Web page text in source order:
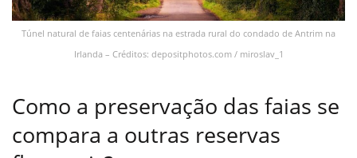
Túnel natural de faias centenárias na estrada rural do condado de Antrim na
Irlanda – Créditos: depositphotos.com / miroslav_1
Como a preservação das faias se
compara a outras reservas